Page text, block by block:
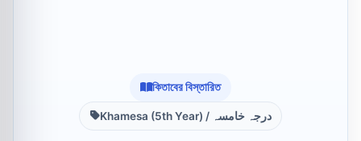
কিতাবের বিস্তারিত
Khamesa (5th Year) / درجہ خامسہ